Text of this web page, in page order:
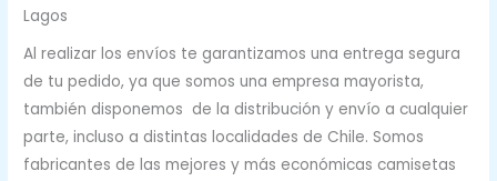
Lagos
Al realizar los envíos te garantizamos una entrega segura
de tu pedido, ya que somos una empresa mayorista,
también disponemos de la distribución y envío a cualquier
parte, incluso a distintas localidades de Chile. Somos
fabricantes de las mejores y más económicas camisetas